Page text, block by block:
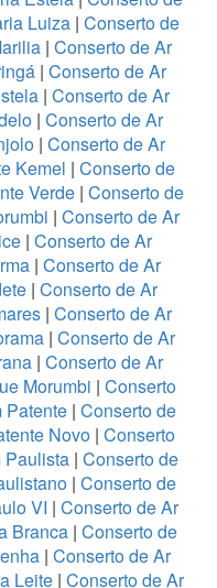
Luiza | Conserto de
| Conserto de Ar
| Conserto de Ar
| Conserto de Ar
| Conserto de Ar
| Conserto de Ar
Kemel | Conserto de
Verde| Conserto de
| Conserto de Ar
| Conserto de Ar
| Conserto de Ar
| Conserto de Ar
| Conserto de Ar
| Conserto de Ar
| Conserto de Ar
Morumbi | Conserto
Patente | Conserto de
Novo | Conserto
Paulista| Conserto de
| Conserto de
VI | Conserto de Ar
Branca| Conserto de
| Conserto de Ar
Leite | Conserto de Ar